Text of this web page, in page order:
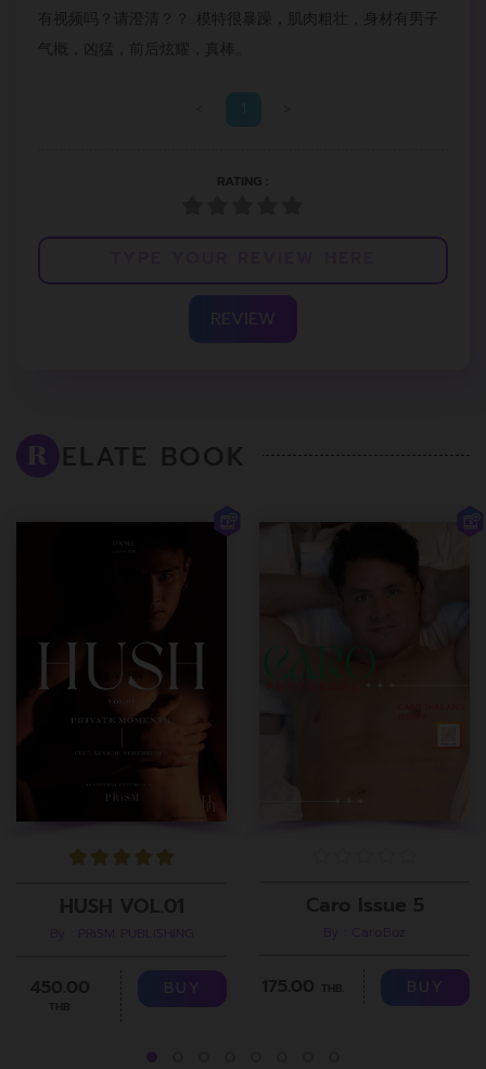
有视频吗？请澄清？？..模特很暴躁，肌肉粗壮，身材有男子
气概，凶猛，前后炫耀，真棒。
RATING :
REVIEW
R
BUY BUY